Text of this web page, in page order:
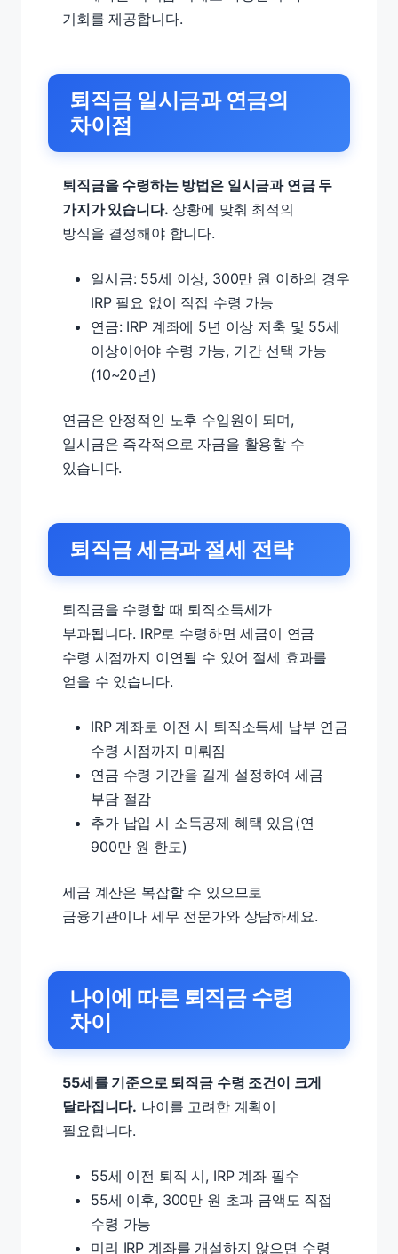
기회를 제공합니다.
퇴직금 일시금과 연금의
차이점
퇴직금을 수령하는 방법은 일시금과 연금 두
가지가 있습니다. 상황에 맞춰 최적의
방식을 결정해야 합니다.
일시금: 55세 이상, 300만 원 이하의 경우
IRP 필요 없이 직접 수령 가능
연금: IRP 계좌에 5년 이상 저축 및 55세
이상이어야 수령 가능, 기간 선택 가능
(10~20년)
연금은 안정적인 노후 수입원이 되며,
일시금은 즉각적으로 자금을 활용할 수
있습니다.
퇴직금 세금과 절세 전략
퇴직금을 수령할 때 퇴직소득세가
부과됩니다. IRP로 수령하면 세금이 연금
수령 시점까지 이연될 수 있어 절세 효과를
얻을 수 있습니다.
IRP 계좌로 이전 시 퇴직소득세 납부 연금
수령 시점까지 미뤄짐
연금 수령 기간을 길게 설정하여 세금
부담 절감
추가 납입 시 소득공제 혜택 있음(연
900만 원 한도)
세금 계산은 복잡할 수 있으므로
금융기관이나 세무 전문가와 상담하세요.
나이에 따른 퇴직금 수령
차이
55세를 기준으로 퇴직금 수령 조건이 크게
달라집니다. 나이를 고려한 계획이
필요합니다.
55세 이전 퇴직 시, IRP 계좌 필수
55세 이후, 300만 원 초과 금액도 직접
수령 가능
미리 IRP 계좌를 개설하지 않으면 수령